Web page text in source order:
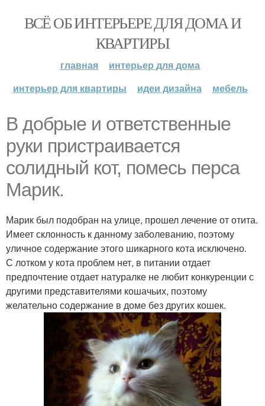
ВСЁ ОБ ИНТЕРЬЕРЕ ДЛЯ ДОМА И
КВАРТИРЫ
главная
интерьер для дома
интерьер для квартиры
идеи дизайна мебель
В добрые и ответственные
руки пристраивается
солидный кот, помесь перса
Марик.
Марик был подобран на улице, прошел лечение от отита.
Имеет склонность к данному заболеванию, поэтому
уличное содержание этого шикарного кота исключено.
С лотком у кота проблем нет, в питании отдает
предпочтение отдает натуралке не любит конкуренции с
другими представителями кошачьих, поэтому
желательно содержание в доме без других кошек.